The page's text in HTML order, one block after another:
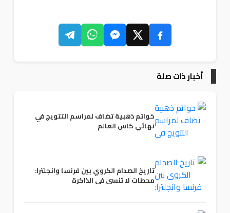
أخبار ذات صلة
خواتم ذهبية تضاف لمراسم التتويج في
نهائي كاس العالم
تاريخ الصدام الكروي بين فرنسا وانجلترا:
محطات لا تنسى في الذاكرة